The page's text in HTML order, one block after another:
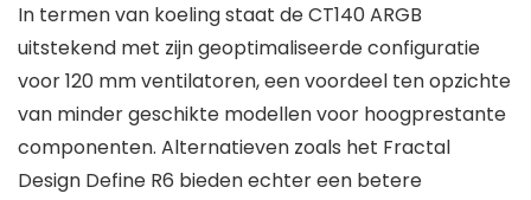
In termen van koeling staat de CT140 ARGB
uitstekend met zijn geoptimaliseerde configuratie
voor 120 mm ventilatoren, een voordeel ten opzichte
van minder geschikte modellen voor hoogprestante
componenten. Alternatieven zoals het Fractal
Design Define R6 bieden echter een betere